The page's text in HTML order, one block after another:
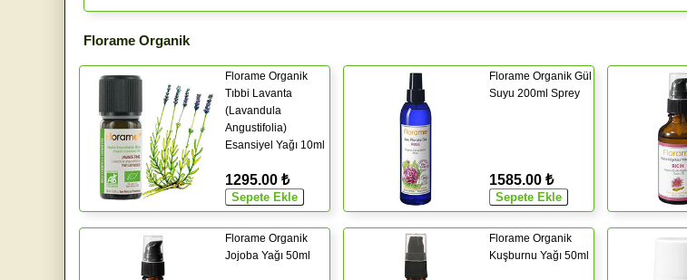
Florame Organik
Florame Organik
Tıbbi Lavanta
(Lavandula
Angustifolia)
Esansiyel Yağı 10ml
1295.00 ₺
Florame Organik Gül
Suyu 200ml Sprey
1585.00 ₺
Florame Organik
Jojoba Yağı 50ml
Florame Organik
Kuşburnu Yağı 50ml